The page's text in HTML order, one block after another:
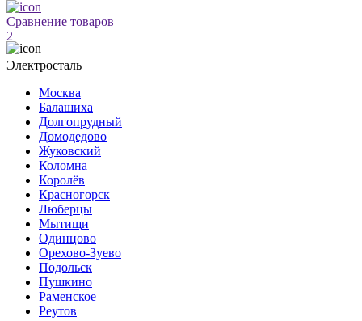
Сравнение товаров
2
Электросталь
Москва
Балашиха
Долгопрудный
Домодедово
Жуковский
Коломна
Королёв
Красногорск
Люберцы
Мытищи
Одинцово
Орехово-Зуево
Подольск
Пушкино
Раменское
Реутов